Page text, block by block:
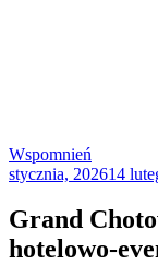
Wspomnień
stycznia, 202614
Grand
hotelowo-